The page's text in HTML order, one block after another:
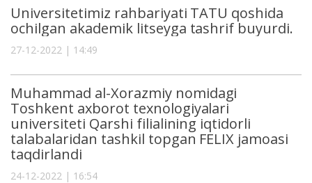
Universitetimiz rahbariyati TATU qoshida
ochilgan akademik litseyga tashrif buyurdi.
27-12-2022 | 14:49
Muhammad al-Xorazmiy nomidagi
Toshkent axborot texnologiyalari
universiteti Qarshi filialining iqtidorli
talabalaridan tashkil topgan FELIX jamoasi
taqdirlandi
24-12-2022 | 16:54